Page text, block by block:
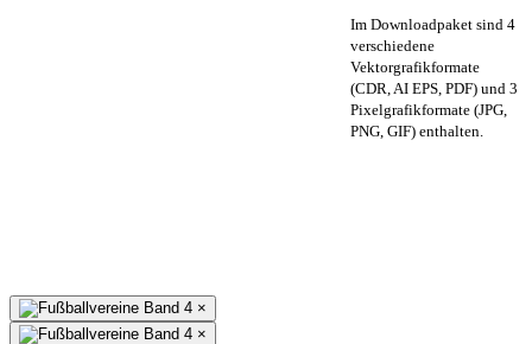
Im Downloadpaket sind 4
verschiedene
Vektorgrafikformate
(CDR, AI EPS, PDF) und 3
Pixelgrafikformate (JPG,
PNG, GIF) enthalten.
×
×